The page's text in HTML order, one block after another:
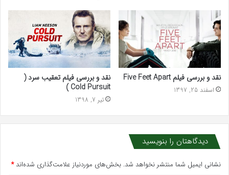
نقد و بررسی فیلم Five Feet Apart
اسفند 25, 1397
نقد و بررسی فیلم تعقیب سرد (
Cold Pursuit )
تیر 7, 1398
دیدگاهتان را بنویسید
نشانی ایمیل شما منتشر نخواهد شد. بخش‌های موردنیاز علامت‌گذاری شده‌اند*